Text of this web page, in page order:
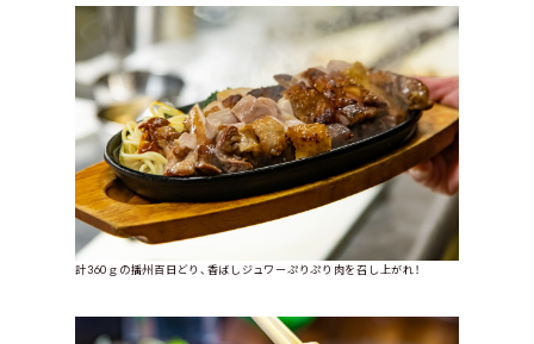
計360ｇの播州百日どり、香ばしジュワーぷりぷり肉を召し上がれ！